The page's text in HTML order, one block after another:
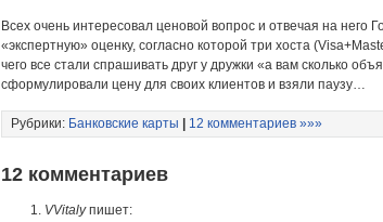
Всех очень интересовал ценовой вопрос и отвечая на
«экспертную» оценку, согласно которой три хоста
чего все стали спрашивать друг у дружки «а вам сколько
сформулировали цену для своих клиентов и взяли паузу…
Рубрики: Банковские карты 12 комментариев »»»
12 комментариев
VVitalyпишет: